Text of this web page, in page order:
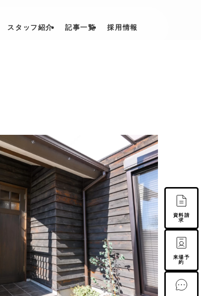
スタッフ紹介 記事一覧 採用情報
資料請
求
来場予
約